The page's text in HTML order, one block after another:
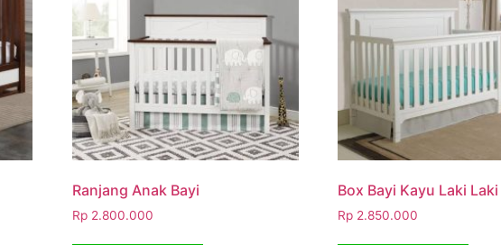
Ranjang Anak Bayi
Rp2.800.000
Box Bayi Kayu Laki Laki
Rp 2.850.000